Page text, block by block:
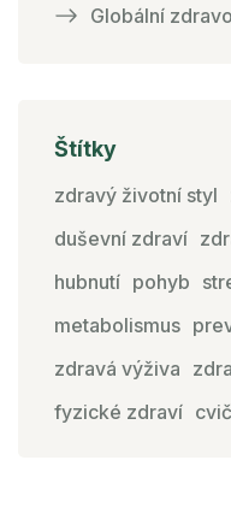
Globální
Štítky
zdravý životní styl
duševní zdraví
hubnutí pohyb
metabolismus
zdravá výživa
fyzické zdraví